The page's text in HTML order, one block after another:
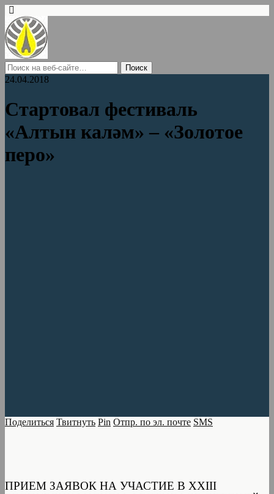
24.04.2018
Стартовал фестиваль
«Алтын каләм» – «Золотое
перо»
Поделиться Твитнуть Pin Отпр. по эл. почте SMS
ПРИЕМ ЗАЯВОК НА УЧАСТИЕ В XXIII